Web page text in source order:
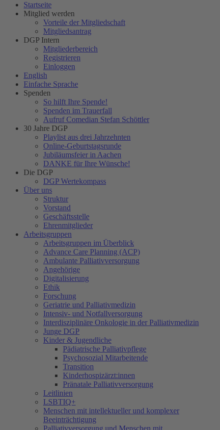
Startseite
Mitglied werden
Vorteile der Mitgliedschaft
Mitgliedsantrag
DGP Intern
Mitgliederbereich
Registrieren
Einloggen
English
Einfache Sprache
Spenden
So hilft Ihre Spende!
Spenden im Trauerfall
Aufruf Comedian Stefan Schöttler
30 Jahre DGP
Playlist aus drei Jahrzehnten
Online-Geburtstagsrunde
Jubiläumsfeier in Aachen
DANKE für Ihre Wünsche!
Die DGP
DGP Wertekompass
Über uns
Struktur
Vorstand
Geschäftsstelle
Ehrenmitglieder
Arbeitsgruppen
Arbeitsgruppen im Überblick
Advance Care Planning (ACP)
Ambulante Palliativversorgung
Angehörige
Digitalisierung
Ethik
Forschung
Geriatrie und Palliativmedizin
Intensiv- und Notfallversorgung
Interdisziplinäre Onkologie in der Palliativmedizin
Junge DGP
Kinder & Jugendliche
Pädiatrische Palliativpflege
Psychosozial Mitarbeitende
Transition
Kinderhospizärzt:innen
Pränatale Palliativversorgung
Leitlinien
LSBTIQ+
Menschen mit intellektueller und komplexer
Beeinträchtigung